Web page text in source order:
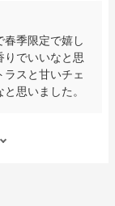
春季限定で嬉し
りでいいなと思
スと甘いチェ
思いました。